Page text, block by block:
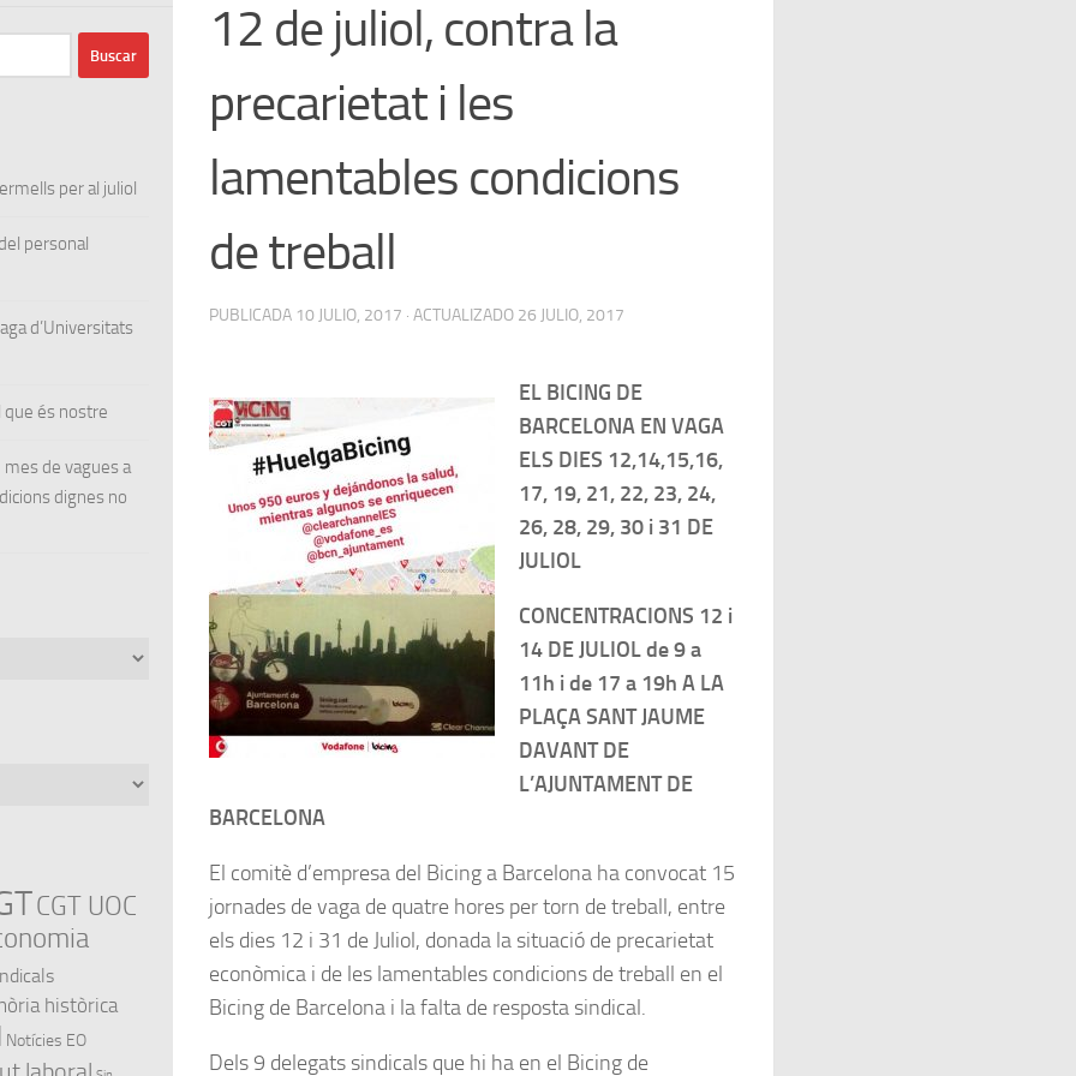
12 de juliol, contra la
precarietat i les
lamentables condicions
de treball
PUBLICADA 10 JULIO, 2017 · ACTUALIZADO 26 JULIO, 2017
EL BICING DE
BARCELONA EN VAGA
ELS DIES 12,14,15,16,
17, 19, 21, 22, 23, 24,
26, 28, 29, 30 i 31 DE
JULIOL
CONCENTRACIONS 12 i
14 DE JULIOL de 9 a
11h i de 17 a 19h A LA
PLAÇA SANT JAUME
DAVANT DE
L’AJUNTAMENT DE
BARCELONA
El comitè d’empresa del Bicing a Barcelona ha convocat 15
jornades de vaga de quatre hores per torn de treball, entre
els dies 12 i 31 de Juliol, donada la situació de precarietat
econòmica i de les lamentables condicions de treball en el
Bicing de Barcelona i la falta de resposta sindical.
Dels 9 delegats sindicals que hi ha en el Bicing de
per al juliol
personal
d’Universitats
que és nostre
mes de vagues a
dignes no
CGT UOC
històrica
Notícies EO